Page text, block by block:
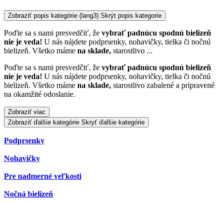
Zobraziť popis kategórie (lang3) Skrýt popis kategorie
Poďte sa s nami presvedčiť, že vybrať padnúcu spodnú bielizeň
nie je veda! U nás nájdete podprsenky, nohavičky, tielka či nočnú
bielizeň. Všetko máme na sklade, starostlivo ...
Poďte sa s nami presvedčiť, že vybrať padnúcu spodnú bielizeň
nie je veda! U nás nájdete podprsenky, nohavičky, tielka či nočnú
bielizeň. Všetko máme na sklade, starostlivo zabalené a pripravené
na okamžité odoslanie.
Zobraziť viac
Zobraziť ďalšie kategórie Skryť ďalšie kategórie
Podprsenky
Nohavičky
Pre nadmerné veľkosti
Nočná bielizeň